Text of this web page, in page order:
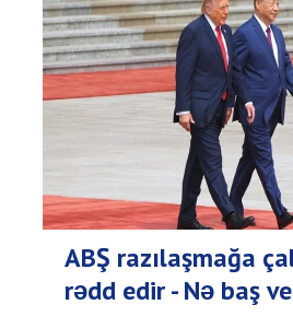
ABŞ razılaşmağa
rədd edir - Nə baş